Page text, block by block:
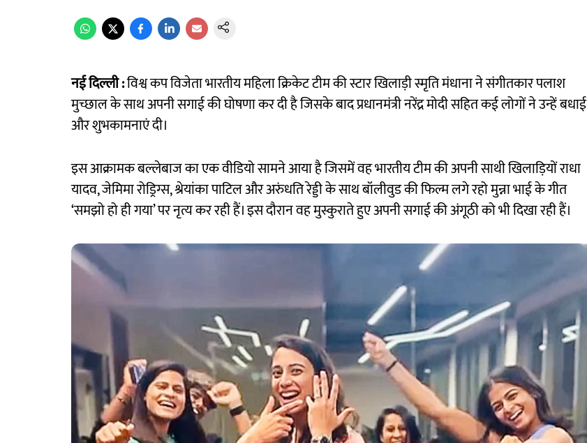
नई दिल्ली :विश्व कप विजेता भारतीय महिला क्रिकेट टीम की स्टार खिलाड़ी स्मृति मंधाना ने संगीतकार पलाश
मुच्छाल के साथ अपनी सगाई की घोषणा कर दी है जिसके बाद प्रधानमंत्री नरेंद्र मोदी सहित कई लोगों ने उन्हें बधाई
और शुभकामनाएं दी।
इस आक्रामक बल्लेबाज का एक वीडियो सामने आया है जिसमें वह भारतीय टीम की अपनी साथी खिलाड़ियों राधा
यादव, जेमिमा रोड्रिग्स, श्रेयांका पाटिल और अरुंधति रेड्डी के साथ बॉलीवुड की फिल्म लगे रहो मुन्ना भाई के गीत
‘समझो हो ही गया’ पर नृत्य कर रही हैं। इस दौरान वह मुस्कुराते हुए अपनी सगाई की अंगूठी को भी दिखा रही हैं।